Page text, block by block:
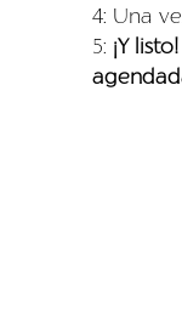
4: Una
5: ¡Y listo!